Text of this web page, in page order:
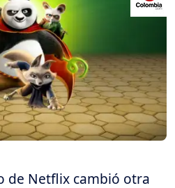
de Netflix cambió otra